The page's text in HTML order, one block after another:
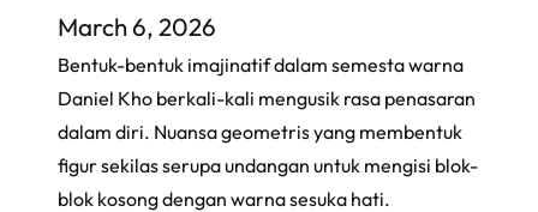
March 6, 2026
Bentuk-bentuk imajinatif dalam semesta warna
Daniel Kho berkali-kali mengusik rasa penasaran
dalam diri. Nuansa geometris yang membentuk
figur sekilas serupa undangan untuk mengisi blok-
blok kosong dengan warna sesuka hati.